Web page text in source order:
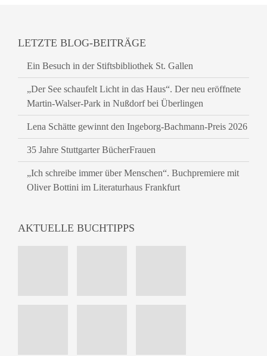
LETZTE BLOG-BEITRÄGE
Ein Besuch in der Stiftsbibliothek St. Gallen
„Der See schaufelt Licht in das Haus“. Der neu eröffnete
Martin-Walser-Park in Nußdorf bei Überlingen
Lena Schätte gewinnt den Ingeborg-Bachmann-Preis 2026
35 Jahre Stuttgarter BücherFrauen
„Ich schreibe immer über Menschen“. Buchpremiere mit
Oliver Bottini im Literaturhaus Frankfurt
AKTUELLE BUCHTIPPS